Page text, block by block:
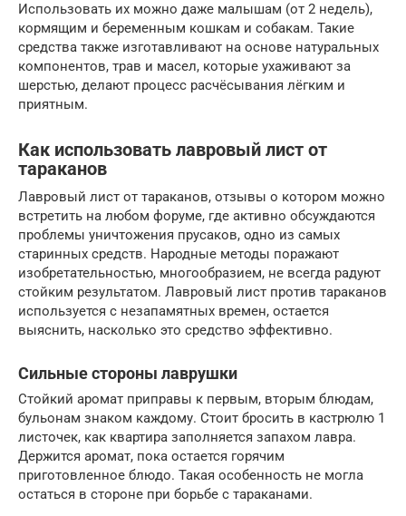
Использовать их можно даже малышам (от 2 недель),
кормящим и беременным кошкам и собакам. Такие
средства также изготавливают на основе натуральных
компонентов, трав и масел, которые ухаживают за
шерстью, делают процесс расчёсывания лёгким и
приятным.
Как использовать лавровый лист от
тараканов
Лавровый лист от тараканов, отзывы о котором можно
встретить на любом форуме, где активно обсуждаются
проблемы уничтожения прусаков, одно из самых
старинных средств. Народные методы поражают
изобретательностью, многообразием, не всегда радуют
стойким результатом. Лавровый лист против тараканов
используется с незапамятных времен, остается
выяснить, насколько это средство эффективно.
Сильные стороны лаврушки
Стойкий аромат приправы к первым, вторым блюдам,
бульонам знаком каждому. Стоит бросить в кастрюлю 1
листочек, как квартира заполняется запахом лавра.
Держится аромат, пока остается горячим
приготовленное блюдо. Такая особенность не могла
остаться в стороне при борьбе с тараканами.